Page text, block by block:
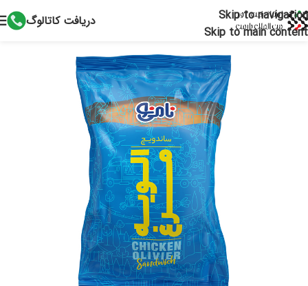
Skip to navigation
Skip to main content
دریافت کاتالوگ